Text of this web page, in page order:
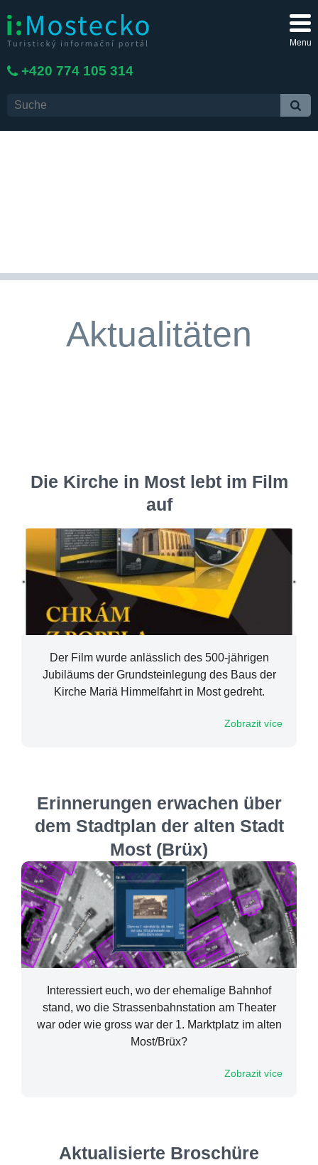
Menu
+420 774 105 314
Aktualitäten
Die Kirche in Most lebt im Film
auf
Der Film wurde anlässlich des 500-jährigen
Jubiläums der Grundsteinlegung des Baus der
Kirche Mariä Himmelfahrt in Most gedreht.
Zobrazit více
Erinnerungen erwachen über
dem Stadtplan der alten Stadt
Most (Brüx)
Interessiert euch, wo der ehemalige Bahnhof
stand, wo die Strassenbahnstation am Theater
war oder wie gross war der 1. Marktplatz im alten
Most/Brüx?
Zobrazit více
Aktualisierte Broschüre